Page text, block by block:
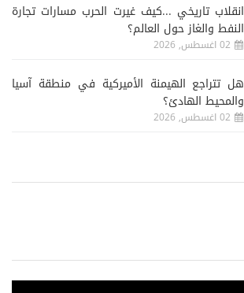
انقلاب تاريخي ...كيف غيرت الحرب مسارات تجارة
النفط والغاز حول العالم؟
02 اغسطس, 2026
هل تتراجع الهيمنة الأميركية في منطقة آسيا
والمحيط الهادئ؟
02 اغسطس, 2026